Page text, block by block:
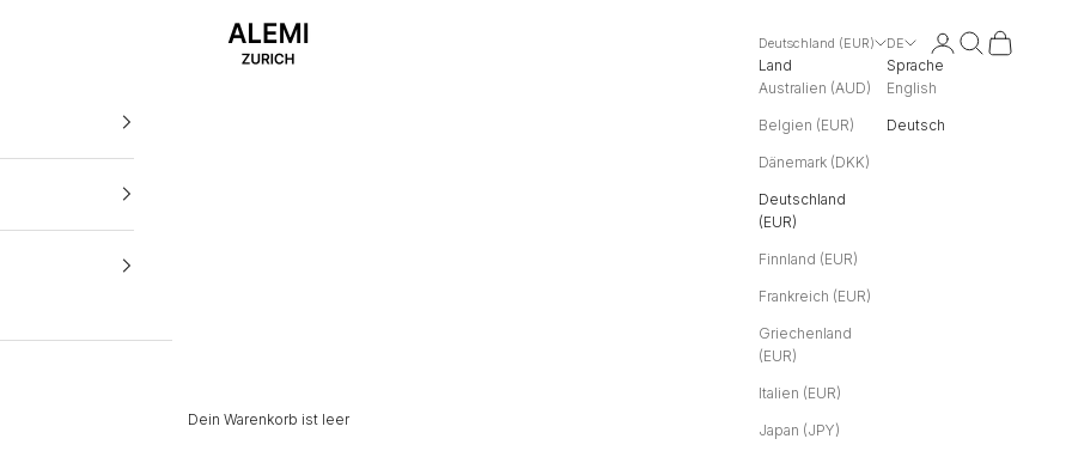
ALEMI
Deutschland (EUR)
Land
Australien (AUD)
Belgien (EUR)
Dänemark (DKK)
Deutschland
(EUR)
Finnland (EUR)
Frankreich (EUR)
Griechenland
(EUR)
Italien (EUR)
Japan (JPY)
DE
Sprache
English
Deutsch
Anmelden
SuchenWarenkorb
Dein Warenkorb ist leer